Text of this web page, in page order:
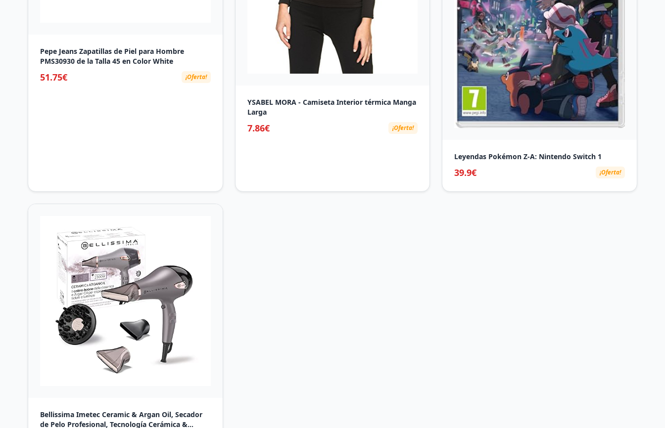
Pepe Jeans Zapatillas de Piel para Hombre
PMS30930 de la Talla 45 en Color White
51.75€ ¡Oferta!
YSABEL MORA - Camiseta Interior térmica Manga
Larga
7.86€ ¡Oferta!
Leyendas Pokémon Z‑A: Nintendo Switch 1
39.9€ ¡Oferta!
Bellissima Imetec Ceramic & Argan Oil, Secador
de Pelo Profesional, Tecnología Cerámica &